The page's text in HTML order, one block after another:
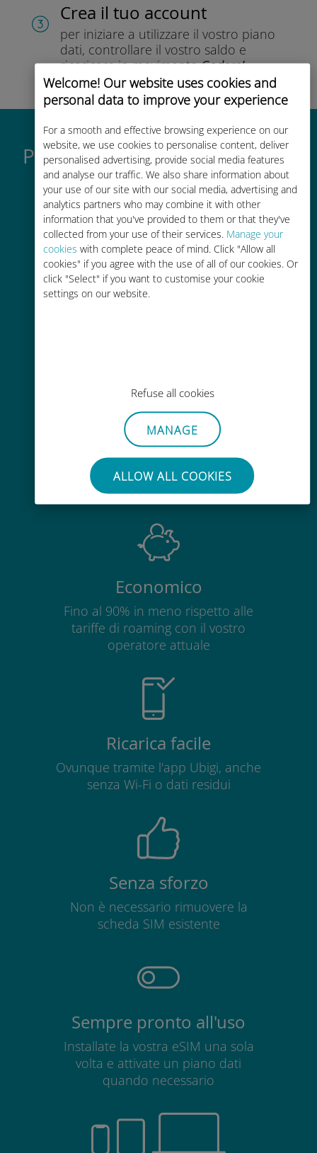
Welcome! Our website uses cookies and
personal data to improve your experience
For a smooth and effective browsing experience on our
website, we use cookies to personalise content, deliver
personalised advertising, provide social media features
and analyse our traffic. We also share information about
your use of our site with our social media, advertising and
analytics partners who may combine it with other
information that you've provided to them or that they've
collected from your use of their services. Manage your
cookies with complete peace of mind. Click "Allow all
cookies" if you agree with the use of all of our cookies. Or
click "Select" if you want to customise your cookie
settings on our website.
Refuse all cookies
MANAGE
ALLOW ALL COOKIES
Crea il tuo account
per iniziare a utilizzare il vostro piano
dati, controllare il vostro saldo e
ricaricare in movimento.Godere!
Perché la eSIM internazionale
di Ubigi è così grande
Attivazione immediata
Globale
Connettività cellulare di alta qualità
in tutto il mondo in oltre 200
Economico
Fino al 90% in meno rispetto alle
tariffe di roaming con il vostro
operatore attuale
Ricarica facile
Ovunque tramite l'app Ubigi, anche
senza Wi-Fi o dati residui
Senza sforzo
Non è necessario rimuovere la
scheda SIM esistente
Sempre pronto all'uso
Installate la vostra eSIM una sola
volta e attivate un piano dati
quando necessario